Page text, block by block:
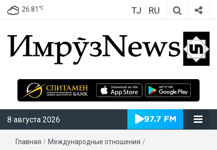
26.81 ℃ TJ RU
ИмрӯзNews
8 августа 2026
Главная / Международные отношения /